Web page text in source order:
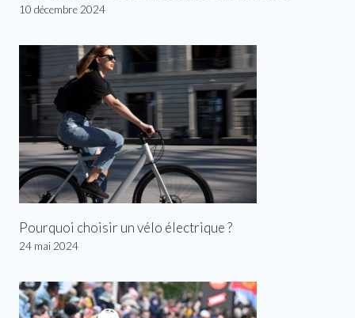
10 décembre 2024
Pourquoi choisir un vélo électrique ?
24 mai 2024